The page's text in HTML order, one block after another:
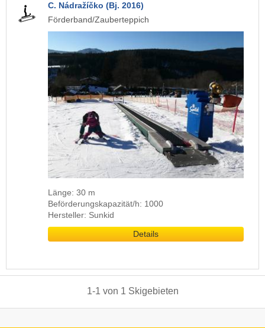
C. Nádražíčko (Bj. 2016)
Förderband/Zauberteppich
Länge: 30 m
Beförderungskapazität/h: 1000
Hersteller: Sunkid
Details
1-1 von 1 Skigebieten